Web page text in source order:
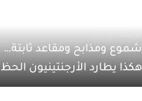
شموع ومذابح ومقاعد ثابتة…
هكذا يطارد الأرجنتينيون الحظ